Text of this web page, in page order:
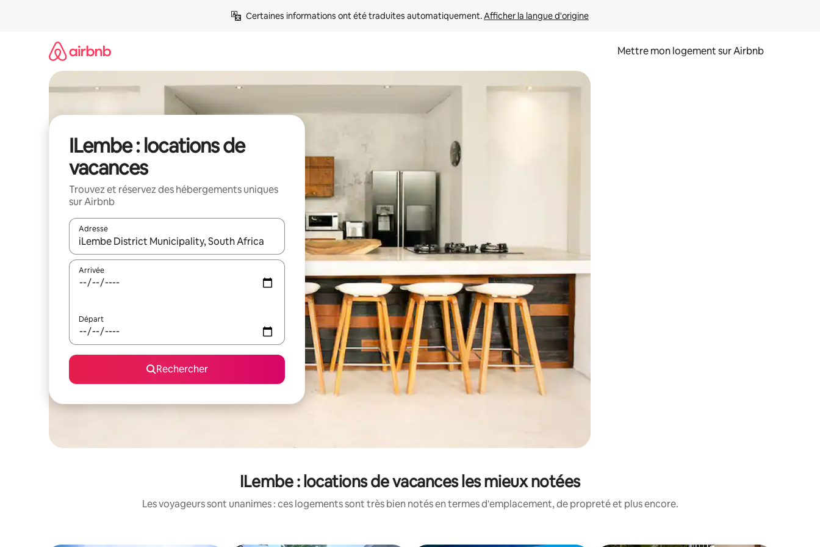
Certaines informations ont été traduites automatiquement. Afficher la langue d'origine
Mettre mon logement sur Airbnb
ILembe : locations de
vacances
Trouvez et réservez des hébergements uniques
sur Airbnb
Adresse
Lorsque les résultats s'affichent, utilisez les flèches vers le haut et vers le bas pour les parcourir ou en appuyant et en faisant glisser.
Arrivée
Départ
Rechercher
ILembe : locations de vacances les mieux notées
Les voyageurs sont unanimes : ces logements sont très bien notés en termes d'emplacement, de propreté et plus encore.